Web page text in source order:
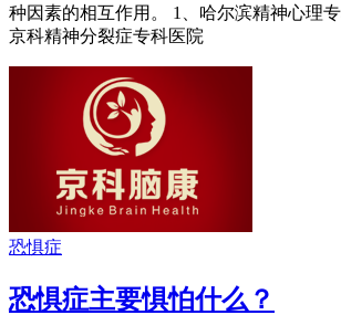
种因素的相互作用。 1、哈尔滨精神心理
京科精神分裂症专科医院
恐惧症
恐惧症主要惧怕什么？